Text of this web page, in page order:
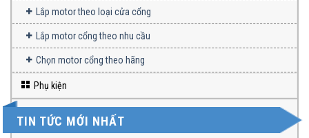
Motor Faac
Motor nhập khẩu
Motor nice (italy)
Motor Roger
Motor Telcoma
Giải pháp